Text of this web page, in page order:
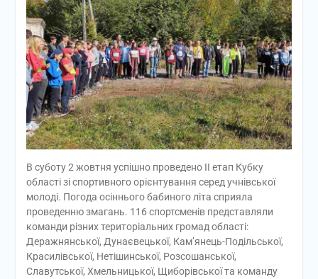
В суботу 2 жовтня успішно проведено ІІ етап Кубку
області зі спортивного орієнтування серед учнівської
молоді. Погода осіннього бабиного літа сприяла
проведенню змагань. 116 спортсменів представляли
команди різних територіальних громад області:
Деражнянської, Дунаєвецької, Кам’янець-Подільської,
Красилівської, Нетішинської, Розсошанської,
Славутської, Хмельницької, Щиборівської та команду